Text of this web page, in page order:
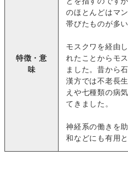
特徴・意
味
のほとんどはマ
帯びたものが多
モスクワを経由
れたことからモ
ました。昔から
漢方では不老長
えや七種類の病
てきました。
神経系の働きを
和などにも有用